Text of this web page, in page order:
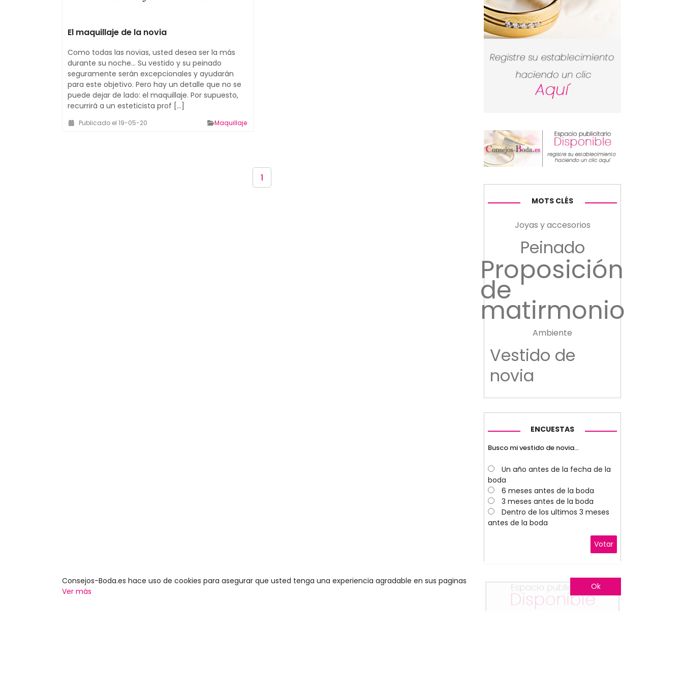
El maquillaje de la novia
Como todas las novias, usted desea ser la más
durante su noche… Su vestido y su peinado
seguramente serán excepcionales y ayudarán
para este objetivo. Pero hay un detalle que no se
puede dejar de lado: el maquillaje. Por supuesto,
recurrirá a un esteticista prof [...]
Publicado el 19-05-20 Maquillaje
1
MOTS CLÉS
Joyas y accesorios
Peinado
Proposición
de
matirmonio
Ambiente
Vestido de
novia
ENCUESTAS
Busco mi vestido de novia...
Un año antes de la fecha de la
boda
6 meses antes de la boda
3 meses antes de la boda
Dentro de los ultimos 3 meses
antes de la boda
Votar
Consejos-Boda.es hace uso de cookies para asegurar que usted tenga una experiencia agradable en sus paginas
Ver más
Ok